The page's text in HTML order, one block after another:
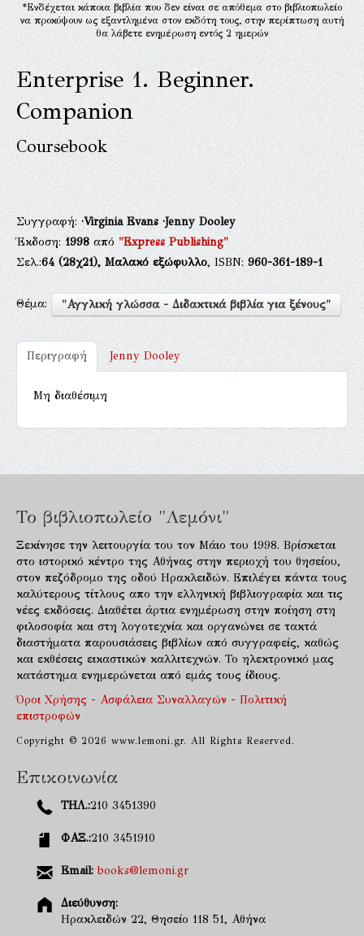
*Ενδέχεται κάποια βιβλία που δεν είναι σε απόθεμα στο βιβλιοπωλείο
να προκύψουν ως εξαντλημένα στον εκδότη τους, στην περίπτωση αυτή
θα λάβετε ενημέρωση εντός 2 ημερών
Enterprise 1. Beginner.
Companion
Coursebook
Συγγραφή:·Virginia Evans·Jenny Dooley
Έκδοση:1998από"Express Publishing"
Σελ.:64(28χ21), Μαλακό εξώφυλλο, ISBN:960-361-189-1
Θέμα: "Αγγλική γλώσσα - Διδακτικά βιβλία για ξένους"
Περιγραφή Jenny Dooley
Μη διαθέσιμη
Το βιβλιοπωλείο "Λεμόνι"
Ξεκίνησε την λειτουργία του τον Μάιο του 1998. Βρίσκεται
στο ιστορικό κέντρο της Αθήνας στην περιοχή του θησείου,
στον πεζόδρομο της οδού Ηρακλειδών. Επιλέγει πάντα τους
καλύτερους τίτλους απο την ελληνική βιβλιογραφία και τις
νέες εκδόσεις. Διαθέτει άρτια ενημέρωση στην ποίηση στη
φιλοσοφία και στη λογοτεχνία και οργανώνει σε τακτά
διαστήματα παρουσιάσεις βιβλίων από συγγραφείς, καθώς
και εκθέσεις εικαστικών καλλιτεχνών. Το ηλεκτρονικό μας
κατάστημα ενημερώνεται από εμάς τους ίδιους.
Όροι Χρήσης - Ασφάλεια Συναλλαγών - Πολιτική
επιστροφών
Copyright © 2026 www.lemoni.gr. All Rights Reserved.
Επικοινωνία
ΤΗΛ.:210 3451390
ΦΑΞ.:210 3451910
Email: books@lemoni.gr
Διεύθυνση:
Ηρακλειδών 22, Θησείο 118 51, Αθήνα